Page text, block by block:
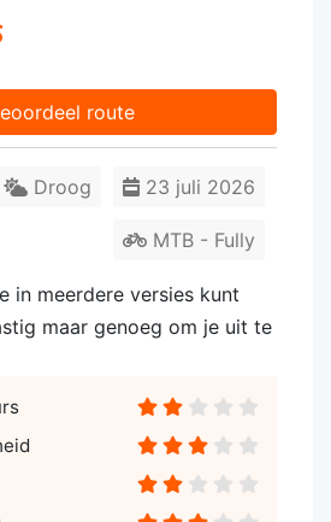
route
23 juli 2026
Droog
MTB - Fully
in meerdere versies kunt
maar genoeg om je uit te